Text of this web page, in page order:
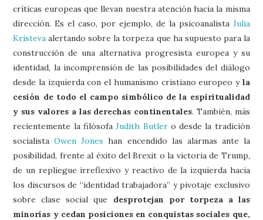
críticas europeas que llevan nuestra atención hacia la misma
dirección. Es el caso, por ejemplo, de la psicoanalista Julia
Kristeva alertando sobre la torpeza que ha supuesto para la
construcción de una alternativa progresista europea y su
identidad, la incomprensión de las posibilidades del diálogo
desde la izquierda con el humanismo cristiano europeo y la
cesión de todo el campo simbólico de la espiritualidad
y sus valores a las derechas continentales. También, más
recientemente la filósofaJudith Butlero desde la tradición
socialistaOwen Jones han encendido las alarmas ante la
posibilidad, frente al éxito del Brexit o la victoria de Trump,
de un repliegue irreflexivo y reactivo de la izquierda hacia
los discursos de “identidad trabajadora” y pivotaje exclusivo
sobre clase social que desprotejan por torpeza a las
minorías y cedan posiciones en conquistas sociales que,